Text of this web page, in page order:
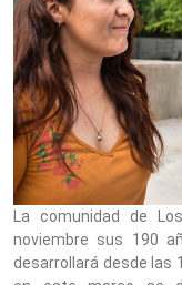
La comunidad de
noviembre sus 190
desarrollará desde las